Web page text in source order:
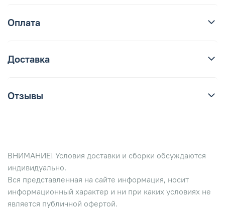
Оплата
Доставка
Отзывы
ВНИМАНИЕ! Условия доставки и сборки обсуждаются
индивидуально.
Вся представленная на сайте информация, носит
информационный характер и ни при каких условиях не
является публичной офертой.